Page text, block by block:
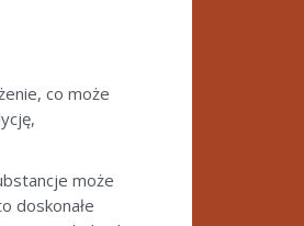
co może
może
doskonałe